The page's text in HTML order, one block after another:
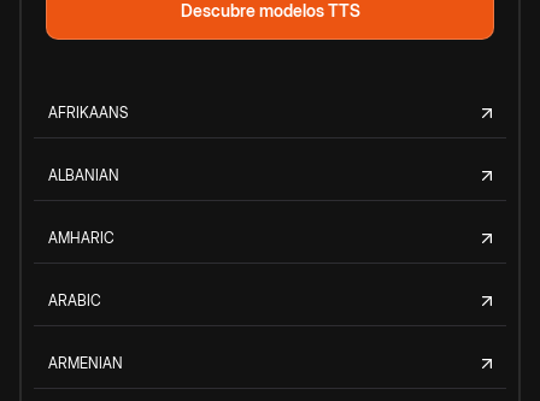
Descubre modelos TTS
AFRIKAANS
ALBANIAN
AMHARIC
ARABIC
ARMENIAN